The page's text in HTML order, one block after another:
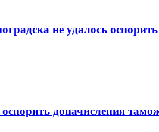
не удалось
доначисления